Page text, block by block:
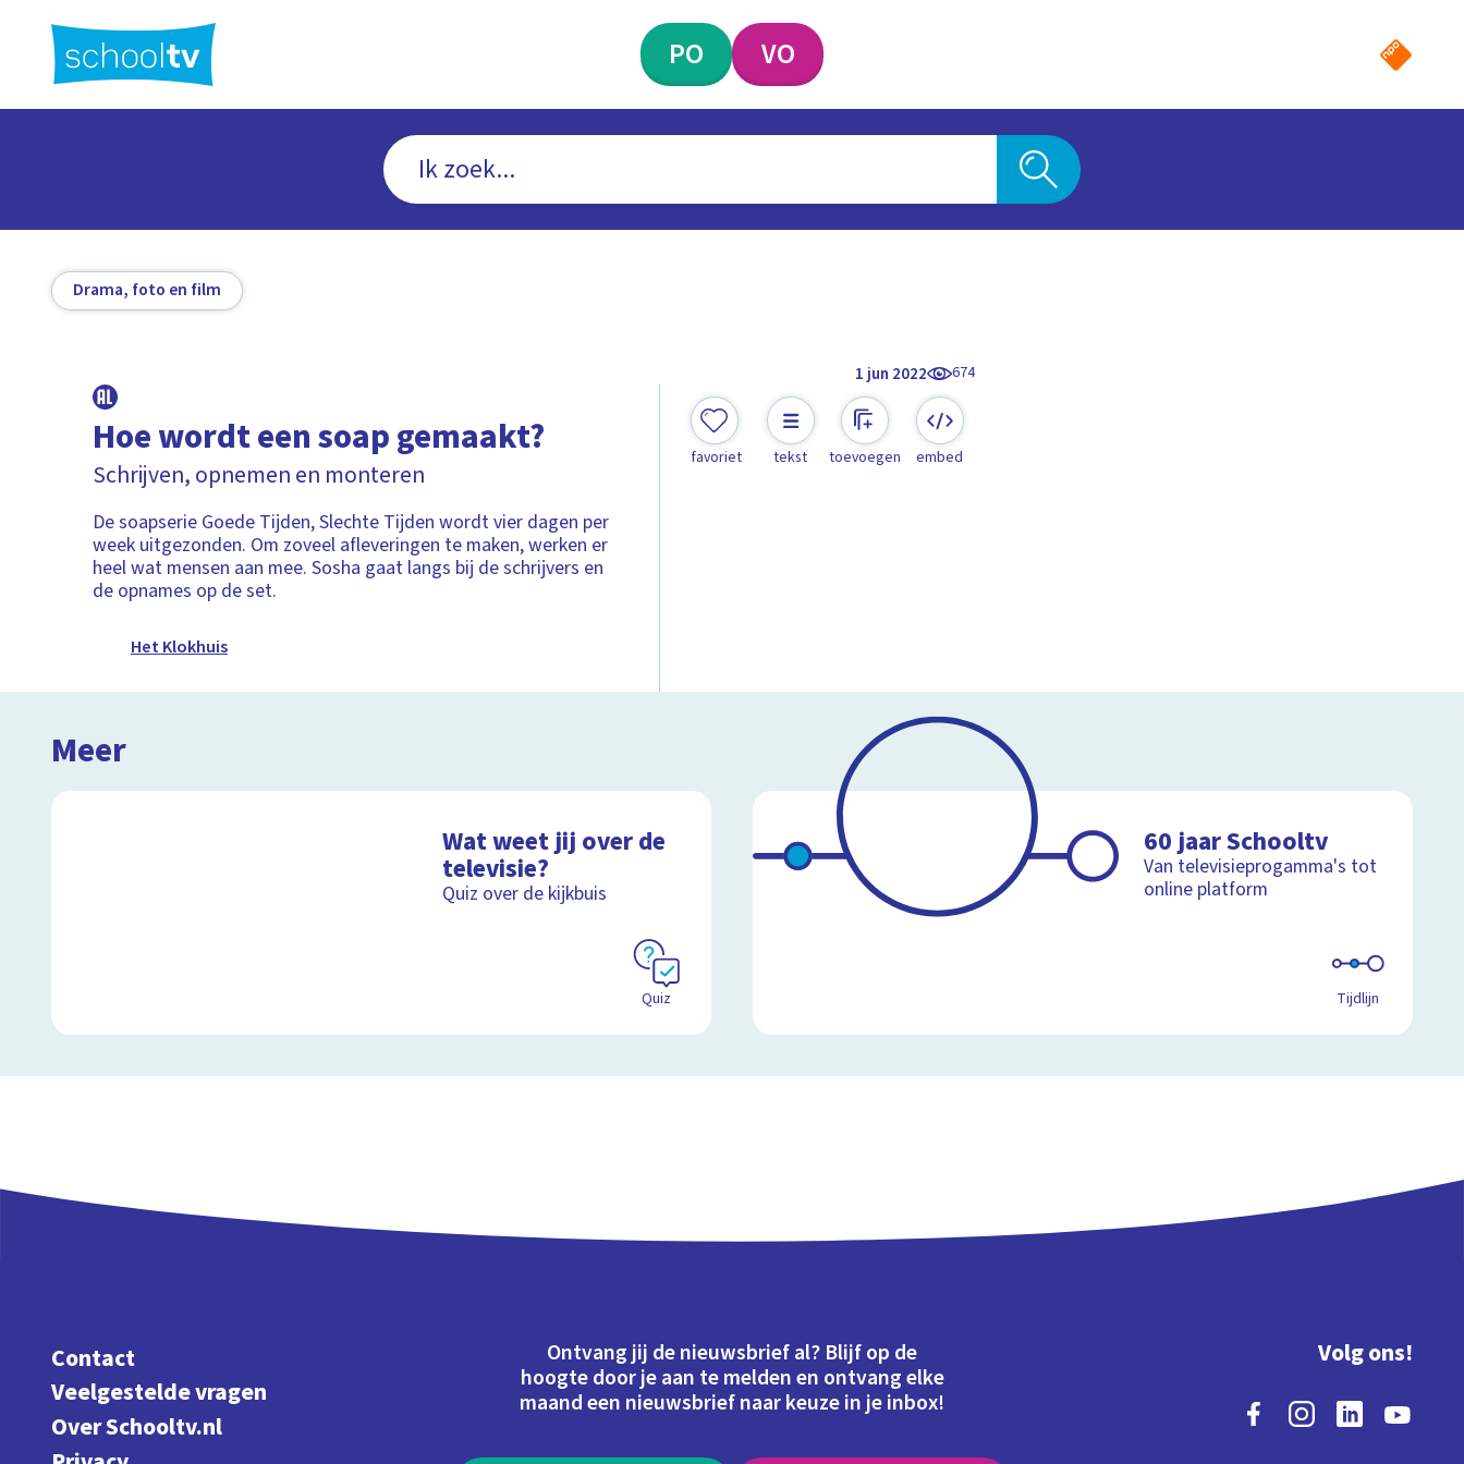
hoofdinhoud
PO VO
Drama, foto en film
1 jun 2022 674
Hoe wordt een soap gemaakt?
Schrijven, opnemen en monteren
De soapserie Goede Tijden, Slechte Tijden wordt vier dagen per
week uitgezonden. Om zoveel afleveringen te maken, werken er
heel wat mensen aan mee. Sosha gaat langs bij de schrijvers en
de opnames op de set.
Het Klokhuis
favoriet tekst toevoegen embed
Meer
Wat weet jij over de
televisie?
Quiz over de kijkbuis
Quiz
60 jaar Schooltv
Van televisieprogamma's tot
online platform
Tijdlijn
Contact
Veelgestelde vragen
Over Schooltv.nl
Ontvang jij de nieuwsbrief al? Blijf op de
hoogte door je aan te melden en ontvang elke
maand een nieuwsbrief naar keuze in je inbox!
Volg ons!